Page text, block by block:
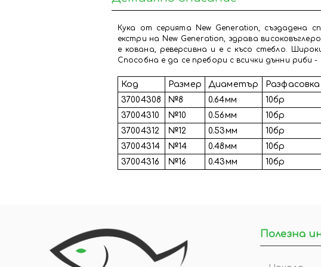
Кука от серията New Generation, създадена
екстри на New Generation, здрава
е кована, реверсивна и е с късо стебло.
Способна е да се пребори с всички дънни риби
Код Размер Диаметър
Разфасовка
37004308
№8 0.64мм
10бр
37004310
№10 0.56мм
10бр
37004312
№12 0.53мм
10бр
37004314
№14 0.48мм
10бр
37004316
№16 0.43мм 10бр
Полезна